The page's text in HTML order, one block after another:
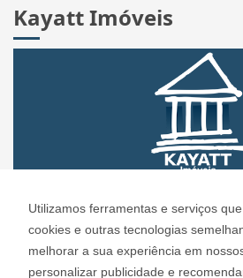
Utilizamos ferramentas e serviços
cookies e outras tecnologias
melhorar a sua experiência em
personalizar publicidade e
Kayatt Imóveis
CRECI: 72.304
Informações de